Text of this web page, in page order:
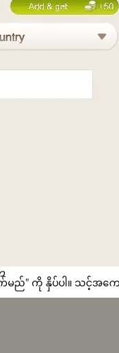
ကို နှိပ်ပါ။ သင့်အကေ